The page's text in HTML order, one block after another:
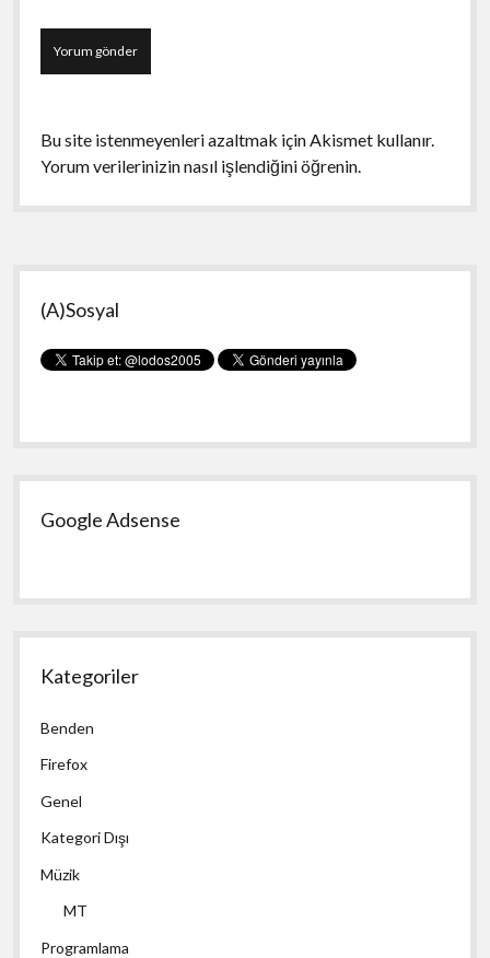
Bu site istenmeyenleri azaltmak için Akismet kullanır.
Yorum verilerinizin nasıl işlendiğini öğrenin.
Yan
Menü
(A)Sosyal
Google Adsense
Kategoriler
Benden
Firefox
Genel
Kategori Dışı
Müzik
MT
Programlama